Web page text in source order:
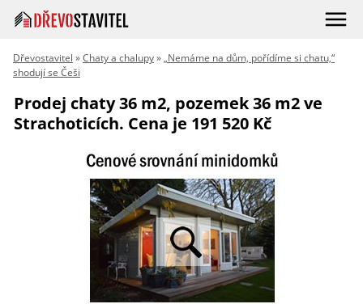
Dřevostavitel »Chaty a chalupy»„Nemáme na dům, pořídíme si chatu,“
shodují se Češi
Prodej chaty 36 m2, pozemek 36 m2 ve
Strachoticích. Cena je 191 520 Kč